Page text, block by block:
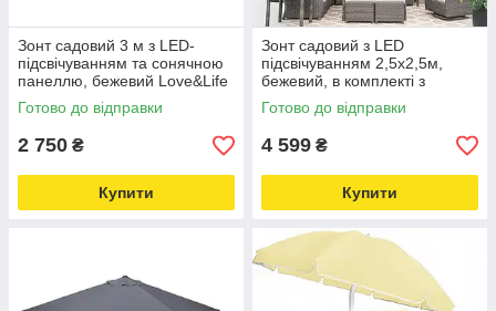
Зонт садовий 3 м з LED-
підсвічуванням та сонячною
панеллю, бежевий Love&Life
-online-multimarket-
Готово до відправки
2 750 ₴
Купити
Зонт садовий з LED
підсвічуванням 2,5x2,5м,
бежевий, в комплекті з
чохлом WCG Love&Life -
online-multimarket-
Готово до відправки
4 599 ₴
Купити